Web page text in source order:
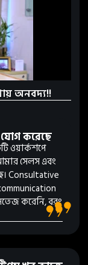
অনবদ্য!!
যোগ করেছে
ওয়ার্কশপে
সেলস এবং
Consultative
করেনি, বরং